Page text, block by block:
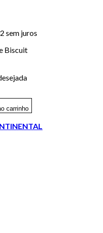
sem juros
Biscuit
carrinho